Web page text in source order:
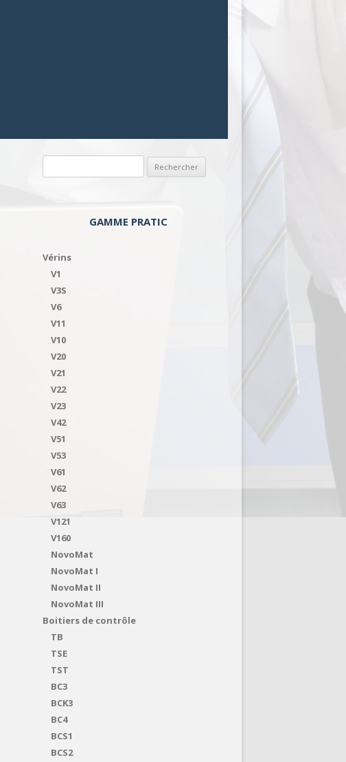
GAMME PRATIC
Vérins
V1
V3S
V6
V11
V10
V20
V21
V22
V23
V42
V51
V53
V61
V62
V63
V121
V160
NovoMat
NovoMat I
NovoMat II
NovoMat III
Boitiers de contrôle
TB
TSE
TST
BC3
BCK3
BC4
BCS1
BCS2